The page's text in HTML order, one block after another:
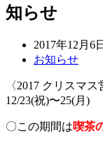
知らせ
2017年12月6日
お知らせ
〈2017 クリスマ
12/23(祝)〜25(月)
〇この期間は喫茶